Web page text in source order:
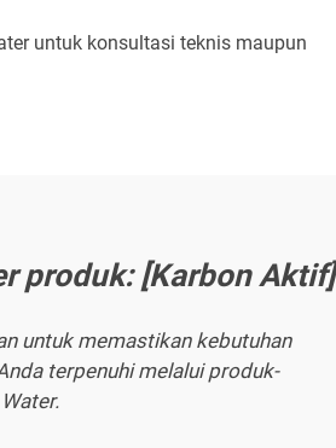
untuk konsultasi teknis maupun
produk: [Karbon Aktif]
untuk memastikan kebutuhan
terpenuhi melalui produk-